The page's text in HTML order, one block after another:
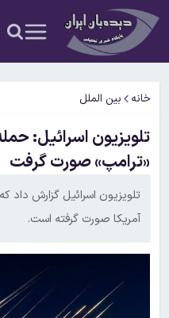
خانه بین الملل
تلویزیون اسرائیل:
«ترامپ» صورت گرفت
تلویزیون اسرائیل گزارش داد
آمریکا صورت گرفته است.